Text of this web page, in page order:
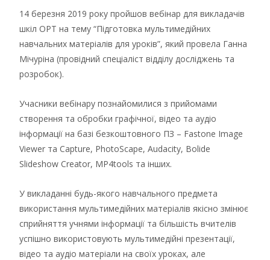
14 березня 2019 року пройшов вебінар для викладачів
шкіл ОРТ на тему “Підготовка мультимедійних
навчальних матеріалів для уроків”, який провела Ганна
Мічуріна (провідний спеціаліст відділу досліджень та
розробок).
Учасники вебінару познайомилися з прийомами
створення та обробки графічної, відео та аудіо
інформації на базі безкоштовного ПЗ – Fastone Image
Viewer та Capture, PhotoScape, Audacity, Bolide
Slideshow Creator, MP4tools та інших.
У викладанні будь-якого навчального предмета
використання мультимедійних матеріалів якісно змінює
сприйняття учнями інформації та більшість вчителів
успішно використовують мультимедійні презентації,
відео та аудіо матеріали на своїх уроках, але